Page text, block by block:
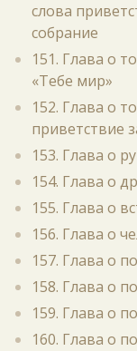
слова
собрание
151. Глава о
«Тебе мир»
152. Глава о
приветствие
153. Глава о
154. Глава о
155. Глава о
156. Глава о
157. Глава о
158. Глава о
159. Глава о
160. Глава о